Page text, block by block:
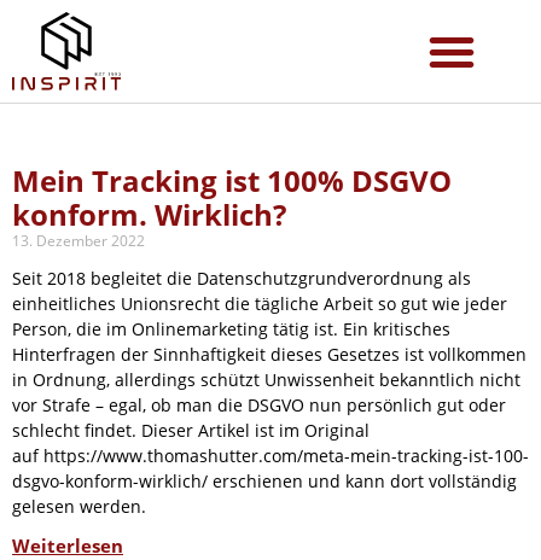
Mein Tracking ist 100% DSGVO
konform. Wirklich?
13. Dezember 2022
Seit 2018 begleitet die Datenschutzgrundverordnung als
einheitliches Unionsrecht die tägliche Arbeit so gut wie jeder
Person, die im Onlinemarketing tätig ist. Ein kritisches
Hinterfragen der Sinnhaftigkeit dieses Gesetzes ist vollkommen
in Ordnung, allerdings schützt Unwissenheit bekanntlich nicht
vor Strafe – egal, ob man die DSGVO nun persönlich gut oder
schlecht findet. Dieser Artikel ist im Original
auf https://www.thomashutter.com/meta-mein-tracking-ist-100-
dsgvo-konform-wirklich/ erschienen und kann dort vollständig
gelesen werden.
Weiterlesen